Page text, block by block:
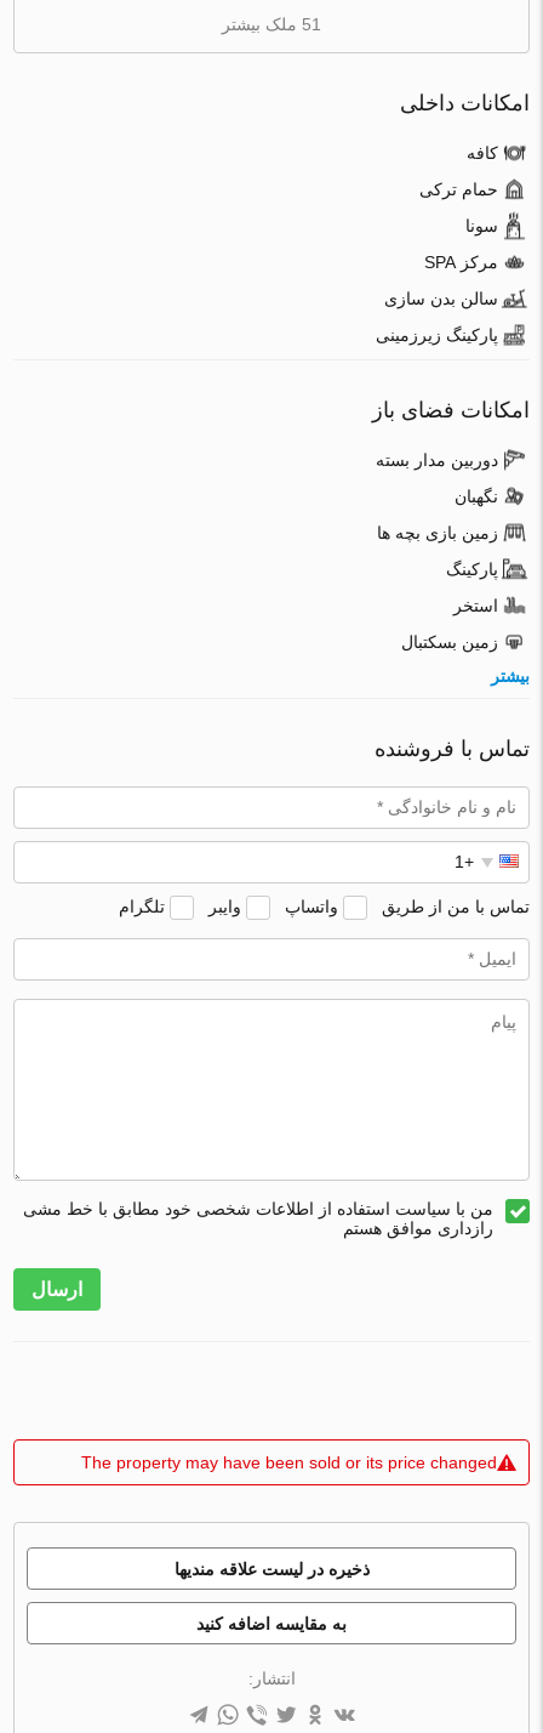
51 ملک بیشتر
امکانات داخلی
کافه
حمام ترکی
سونا
مرکز SPA
سالن بدن سازی
پارکینگ زیرزمینی
امکانات فضای باز
دوربین مدار بسته
نگهبان
زمین بازی بچه ها
پارکینگ
استخر
زمین بسکتبال
بیشتر
تماس با فروشنده
تماس با من از طریق واتساپ وایبر تلگرام
من با سیاست استفاده از اطلاعات شخصی خود مطابق با خط مشی
رازداری موافق هستم
ارسال
The property may have been sold or its price changed
ذخیره در لیست علاقه مندیها
به مقایسه اضافه کنید
انتشار: